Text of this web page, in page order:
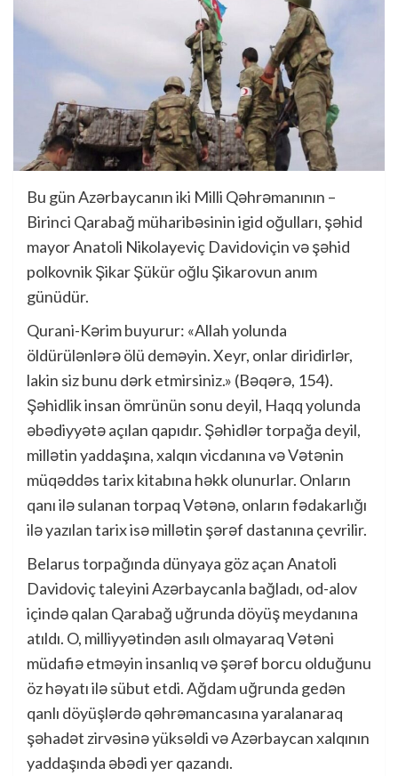
Bu gün Azərbaycanın iki Milli Qəhrəmanının –
Birinci Qarabağ müharibəsinin igid oğulları, şəhid
mayor Anatoli Nikolayeviç Davidoviçin və şəhid
polkovnik Şikar Şükür oğlu Şikarovun anım
günüdür.
Qurani-Kərim buyurur: «Allah yolunda
öldürülənlərə ölü deməyin. Xeyr, onlar diridirlər,
lakin siz bunu dərk etmirsiniz.» (Bəqərə, 154).
Şəhidlik insan ömrünün sonu deyil, Haqq yolunda
əbədiyyətə açılan qapıdır. Şəhidlər torpağa deyil,
millətin yaddaşına, xalqın vicdanına və Vətənin
müqəddəs tarix kitabına həkk olunurlar. Onların
qanı ilə sulanan torpaq Vətənə, onların fədakarlığı
ilə yazılan tarix isə millətin şərəf dastanına çevrilir.
Belarus torpağında dünyaya göz açan Anatoli
Davidoviç taleyini Azərbaycanla bağladı, od-alov
içində qalan Qarabağ uğrunda döyüş meydanına
atıldı. O, milliyyətindən asılı olmayaraq Vətəni
müdafiə etməyin insanlıq və şərəf borcu olduğunu
öz həyatı ilə sübut etdi. Ağdam uğrunda gedən
qanlı döyüşlərdə qəhrəmancasına yaralanaraq
şəhadət zirvəsinə yüksəldi və Azərbaycan xalqının
yaddaşında əbədi yer qazandı.